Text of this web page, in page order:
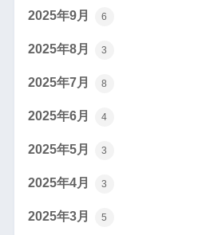
2025年9月 6
2025年8月 3
2025年7月 8
2025年6月 4
2025年5月 3
2025年4月 3
2025年3月 5